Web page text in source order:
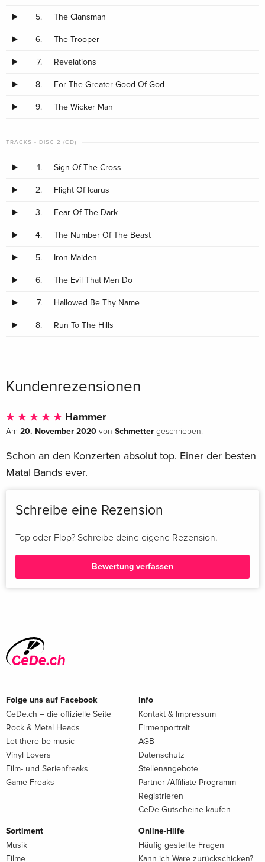
5. The Clansman
6. The Trooper
7. Revelations
8. For The Greater Good Of God
9. The Wicker Man
TRACKS - DISC 2 (CD)
1. Sign Of The Cross
2. Flight Of Icarus
3. Fear Of The Dark
4. The Number Of The Beast
5. Iron Maiden
6. The Evil That Men Do
7. Hallowed Be Thy Name
8. Run To The Hills
Kundenrezensionen
Hammer
Am 20. November 2020 von Schmetter geschrieben.
Schon an den Konzerten absolut top. Einer der besten
Matal Bands ever.
Schreibe eine Rezension
Top oder Flop? Schreibe deine eigene Rezension.
Bewertung verfassen
Folge uns auf Facebook
CeDe.ch – die offizielle Seite
Rock & Metal Heads
Let there be music
Vinyl Lovers
Film- und Serienfreaks
Game Freaks
Info
Kontakt & Impressum
Firmenportrait
AGB
Datenschutz
Stellenangebote
Partner-/Affiliate-Programm
Registrieren
CeDe Gutscheine kaufen
Sortiment
Musik
Filme
Online-Hilfe
Häufig gestellte Fragen
Kann ich Ware zurückschicken?